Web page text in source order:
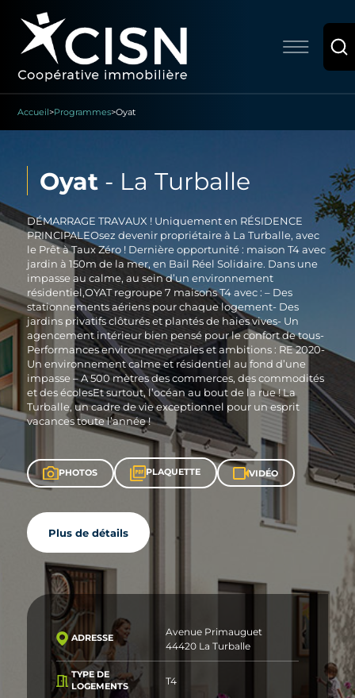
Accueil>Programmes>Oyat
Oyat- La Turballe
DÉMARRAGE TRAVAUX ! Uniquement en RÉSIDENCE
PRINCIPALEOsez devenir propriétaire à La Turballe, avec
le Prêt à Taux Zéro ! Dernière opportunité : maison T4 avec
jardin à 150m de la mer, en Bail Réel Solidaire. Dans une
impasse au calme, au sein d’un environnement
résidentiel,OYAT regroupe 7 maisons T4 avec : – Des
stationnements aériens pour chaque logement- Des
jardins privatifs clôturés et plantés de haies vives- Un
agencement intérieur bien pensé pour le confort de tous-
Performances environnementales et ambitions : RE 2020-
Un environnement calme et résidentiel au fond d’une
impasse – A 500 mètres des commerces, des commodités
et des écolesEt surtout, l’océan au bout de la rue ! La
Turballe, un cadre de vie exceptionnel pour un esprit
vacances toute l’année !
PHOTOS PLAQUETTE VIDÉO
Plus de détails
ADRESSE
Avenue Primauguet
44420 La Turballe
TYPE DE
LOGEMENTS
T4